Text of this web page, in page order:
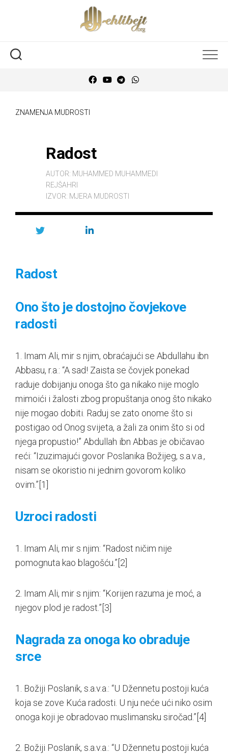
ZNAMENJA MUDROSTI
Radost
AUTOR: MUHAMMED MUHAMMEDI
REJŠAHRI
IZVOR: MJERA MUDROSTI
Radost
Ono što je dostojno čovjekove
radosti
1. Imam Ali, mir s njim, obraćajući se Abdullahu ibn
Abbasu, r.a.: “A sad! Zaista se čovjek ponekad
raduje dobijanju onoga što ga nikako nije moglo
mimoići i žalosti zbog propuštanja onog što nikako
nije mogao dobiti. Raduj se zato onome što si
postigao od Onog svijeta, a žali za onim što si od
njega propustio!” Abdullah ibn Abbas je običavao
reći: “Izuzimajući govor Poslanika Božijeg, s.a.v.a.,
nisam se okoristio ni jednim govorom koliko
ovim.” [1]
Uzroci radosti
1. Imam Ali, mir s njim: “Radost ničim nije
pomognuta kao blagošću.” [2]
2. Imam Ali, mir s njim: “Korijen razuma je moć, a
njegov plod je radost.” [3]
Nagrada za onoga ko obraduje
srce
1. Božiji Poslanik, s.a.v.a.: “U Džennetu postoji kuća
koja se zove Kuća radosti. U nju neće ući niko osim
onoga koji je obradovao muslimansku siročad.” [4]
2. Božiji Poslanik, s.a.v.a.: “U Džennetu postoji kuća